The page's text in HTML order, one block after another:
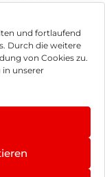
und fortlaufend
Durch die weitere
von Cookies zu.
in unserer